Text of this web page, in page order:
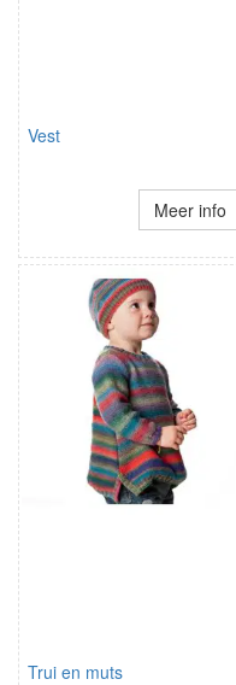
Vest
Meer info
Trui en muts